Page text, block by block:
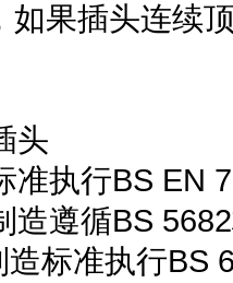
如果插头连续
头
准执行BS EN
造遵循BS
标准执行BS